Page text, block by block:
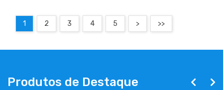
1 2 3 4 5 > >>
Produtos de Destaque